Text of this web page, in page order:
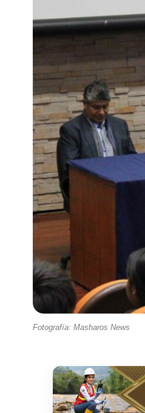
Fotografía: Masharos News